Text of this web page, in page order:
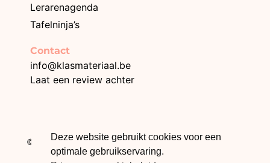
Lerarenagenda
Tafelninja’s
Contact
info@klasmateriaal.be
Laat een review achter
© 2026 Klasmateriaal – Webdesign The Online Builders
Deze website gebruikt cookies voor een
optimale gebruikservaring.